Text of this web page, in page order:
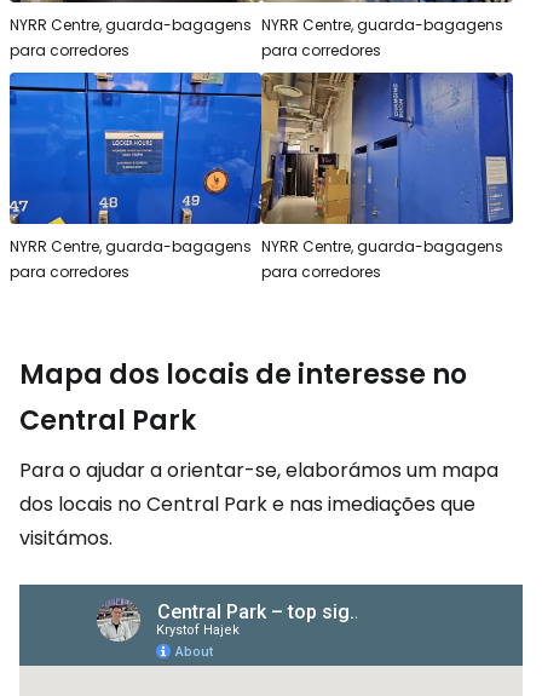
NYRR Centre, guarda-bagagens
para corredores
NYRR Centre, guarda-bagagens
para corredores
NYRR Centre, guarda-bagagens
para corredores
NYRR Centre, guarda-bagagens
para corredores
Mapa dos locais de interesse no
Central Park
Para o ajudar a orientar-se, elaborámos um mapa
dos locais no Central Park e nas imediações que
visitámos.